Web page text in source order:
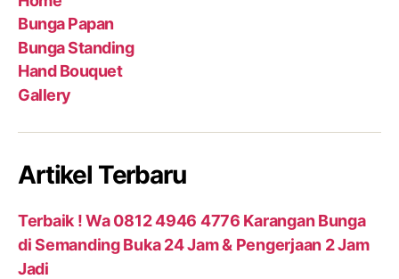
Bunga Papan
Bunga Standing
Hand Bouquet
Gallery
Artikel Terbaru
Terbaik ! Wa 0812 4946 4776 Karangan Bunga
di Semanding Buka 24 Jam & Pengerjaan 2 Jam
Jadi